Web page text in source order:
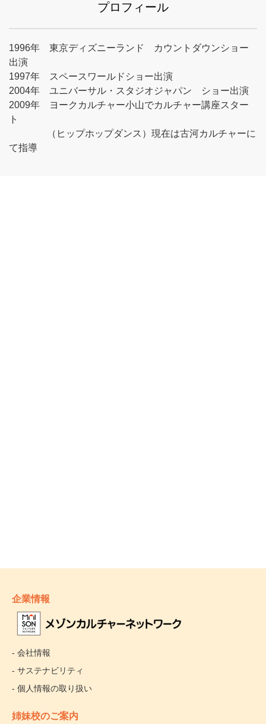
プロフィール
1996年 東京ディズニーランド カウントダウンショー
出演
1997年 スペースワールドショー出演
2004年 ユニバーサル・スタジオジャパン ショー出演
2009年 ヨークカルチャー小山でカルチャー講座スター
ト
（ヒップホップダンス）現在は古河カルチャーに
て指導
企業情報
- 会社情報
- サステナビリティ
- 個人情報の取り扱い
姉妹校のご案内